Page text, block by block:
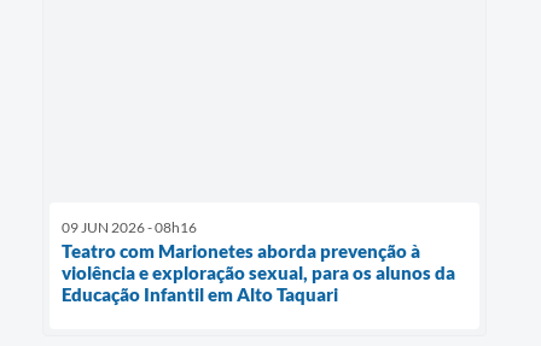
09 JUN 2026 - 08h16
Teatro com Marionetes aborda prevenção à
violência e exploração sexual, para os alunos da
Educação Infantil em Alto Taquari